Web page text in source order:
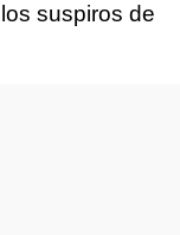
suspiros de